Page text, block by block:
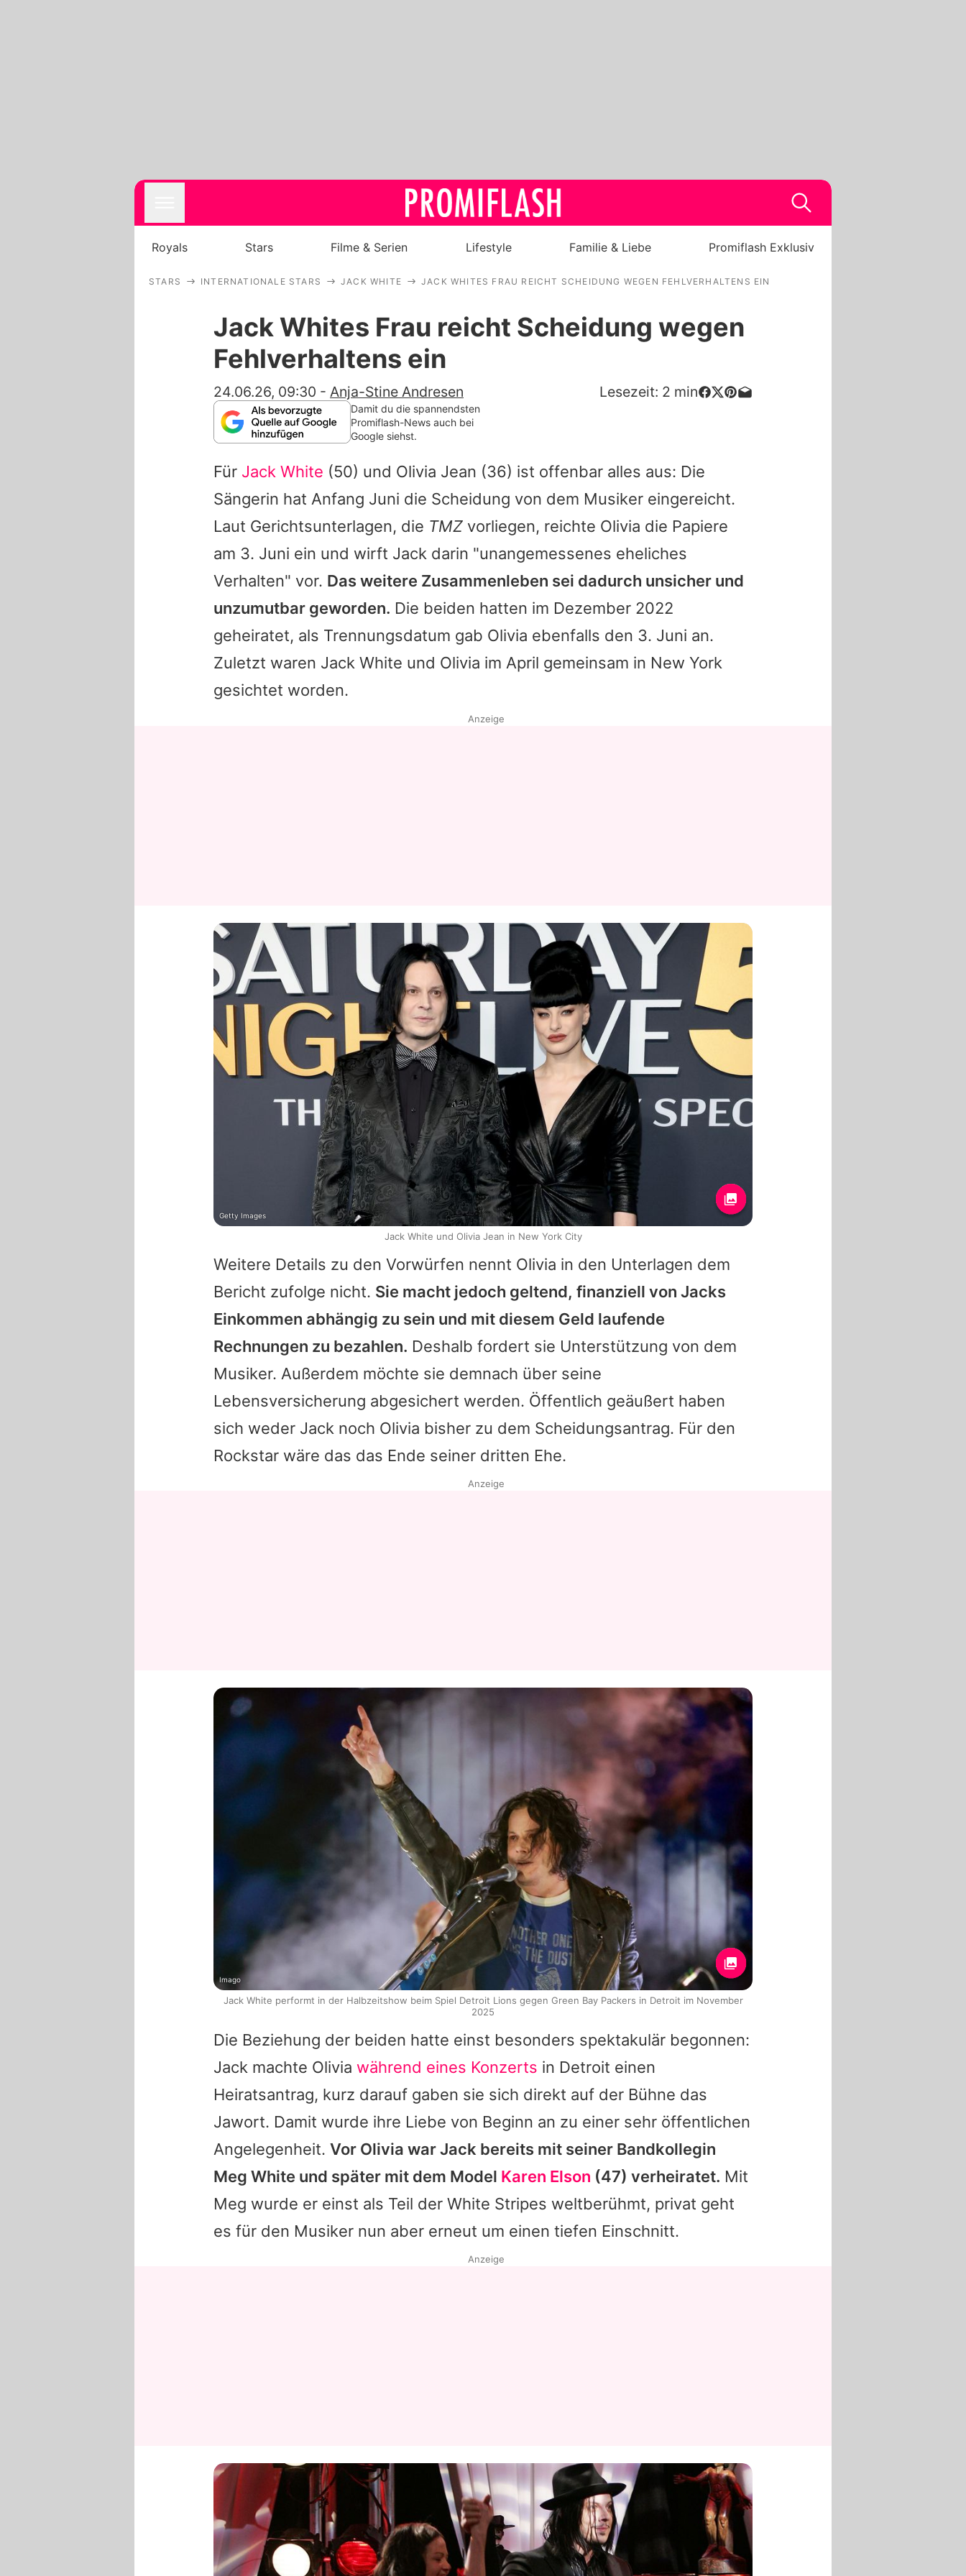
Royals
Stars
Familie & Liebe
App runterladen
Team
Redaktionelle Richtlinien
Impressum
Datenschutzerklärung
Royals Stars Filme & Serien Lifestyle Familie & Liebe Promiflash Exklusiv
STARS INTERNATIONALE STARS JACK WHITE JACK WHITES FRAU REICHT SCHEIDUNG WEGEN FEHLVERHALTENS EIN
Jack Whites Frau reicht Scheidung wegen
Fehlverhaltens ein
24.06.26, 09:30 - Anja-Stine Andresen Lesezeit: 2 min
Damit du die spannendsten
Promiflash-News auch bei
Google siehst.
Für Jack White (50) und Olivia Jean (36) ist offenbar alles aus: Die
Sängerin hat Anfang Juni die Scheidung von dem Musiker eingereicht.
Laut Gerichtsunterlagen, die TMZ vorliegen, reichte Olivia die Papiere
am 3. Juni ein und wirft Jack darin "unangemessenes eheliches
Verhalten" vor. Das weitere Zusammenleben sei dadurch unsicher und
unzumutbar geworden. Die beiden hatten im Dezember 2022
geheiratet, als Trennungsdatum gab Olivia ebenfalls den 3. Juni an.
Zuletzt waren Jack White und Olivia im April gemeinsam in New York
gesichtet worden.
Weitere Details zu den Vorwürfen nennt Olivia in den Unterlagen dem
Bericht zufolge nicht. Sie macht jedoch geltend, finanziell von Jacks
Einkommen abhängig zu sein und mit diesem Geld laufende
Rechnungen zu bezahlen. Deshalb fordert sie Unterstützung von dem
Musiker. Außerdem möchte sie demnach über seine
Lebensversicherung abgesichert werden. Öffentlich geäußert haben
sich weder Jack noch Olivia bisher zu dem Scheidungsantrag. Für den
Rockstar wäre das das Ende seiner dritten Ehe.
Die Beziehung der beiden hatte einst besonders spektakulär begonnen:
Jack machte Olivia während eines Konzerts in Detroit einen
Heiratsantrag, kurz darauf gaben sie sich direkt auf der Bühne das
Jawort. Damit wurde ihre Liebe von Beginn an zu einer sehr öffentlichen
Angelegenheit. Vor Olivia warJack bereits mit seiner Bandkollegin
Meg White und später mit dem Model Karen Elson (47) verheiratet. Mit
Meg wurde er einst als Teil der White Stripes weltberühmt, privat geht
es für den Musiker nun aber erneut um einen tiefen Einschnitt.
Anzeige
Getty Images
Jack White und Olivia Jean in New York City
Anzeige
Imago
Jack White performt in der Halbzeitshow beim Spiel Detroit Lions gegen Green Bay Packers in Detroit im November
2025
Anzeige